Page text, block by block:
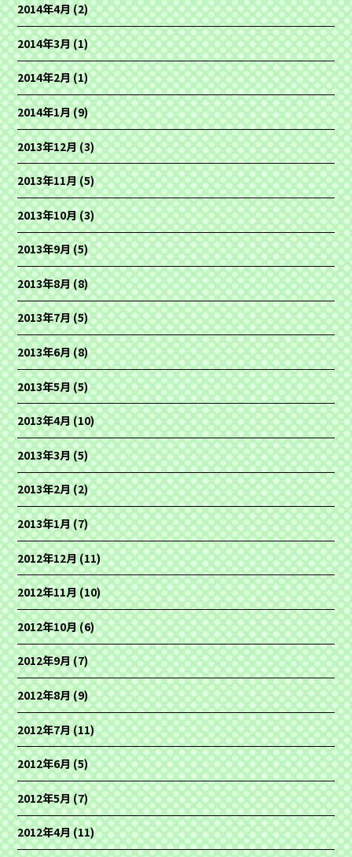
2014年4月(2)
2014年3月(1)
2014年2月(1)
2014年1月(9)
2013年12月(3)
2013年11月(5)
2013年10月(3)
2013年9月(5)
2013年8月(8)
2013年7月(5)
2013年6月(8)
2013年5月(5)
2013年4月(10)
2013年3月(5)
2013年2月(2)
2013年1月(7)
2012年12月(11)
2012年11月(10)
2012年10月(6)
2012年9月(7)
2012年8月(9)
2012年7月(11)
2012年6月(5)
2012年5月(7)
2012年4月(11)